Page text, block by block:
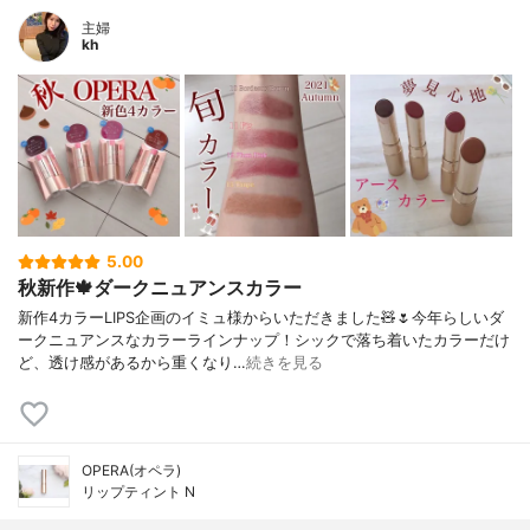
主婦
kh
5.00
秋新作🍁ダークニュアンスカラー
新作4カラーLIPS企画のイミュ様からいただきました🧸🌷今年らしいダ
ークニュアンスなカラーラインナップ！シックで落ち着いたカラーだけ
ど、透け感があるから重くなり…続きを見る
OPERA(オペラ)
リップティント N